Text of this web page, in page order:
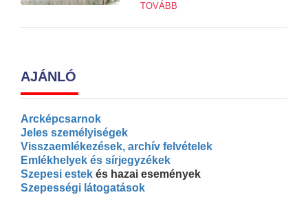
TOVÁBB
AJÁNLÓ
Arcképcsarnok
Jeles személyiségek
Visszaemlékezések, archív felvételek
Emlékhelyek és sírjegyzékek
Szepesi estek és hazai események
Szepességi látogatások